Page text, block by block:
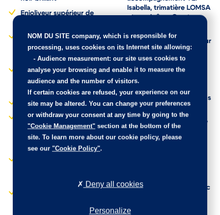
ESP Déconnectable avec
aide au démarrage en
pente
déclenchement
automatique
Essuyage automatique
Feux AR signature 3
griffes, stop à LEDs, recul
à lampe
accompagnement TEP
Isabella, trimatière LOMSA
Siège conducteur avec
réglage manuel en hauteur
Système stop & go
couplé avec l'assistance
au positionnement sur la
voie
Télécommande 3 boutons
+ clé standard
Verrouillage automatique
de tous les ouvrants en
temporisée surteintées
intégrées
NOM DU SITE company, which is responsible for
processing, uses cookies on its Internet site allowing:
- Audience measurement: our site uses cookies to
analyse your browsing and enable it to measure the
audience and the number of visitors.
If certain cookies are refused, your experience on our
site may be altered. You can change your preferences
or withdraw your consent at any time by going to the
"Cookie Management" section at the bottom of the
site. To learn more about our cookie policy, please
see our "Cookie Policy".
Personalize
Deny all cookies